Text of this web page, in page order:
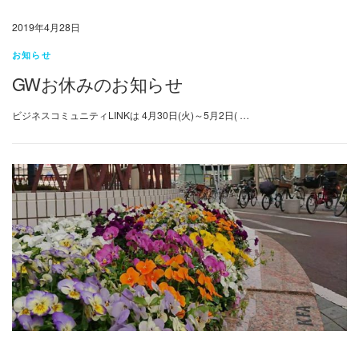
2019年4月28日
お知らせ
GWお休みのお知らせ
ビジネスコミュニティLINKは 4月30日(火)～5月2日( …